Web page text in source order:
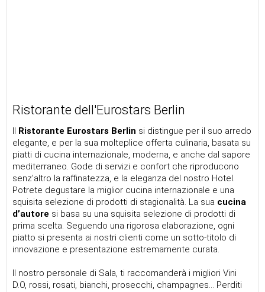
Ristorante dell'Eurostars Berlin
Il Ristorante Eurostars Berlin si distingue per il suo arredo
elegante, e per la sua molteplice offerta culinaria, basata su
piatti di cucina internazionale, moderna, e anche dal sapore
mediterraneo. Gode di servizi e confort che riproducono
senz’altro la raffinatezza, e la eleganza del nostro Hotel.
Potrete degustare la miglior cucina internazionale e una
squisita selezione di prodotti di stagionalità. La sua cucina
d’autore si basa su una squisita selezione di prodotti di
prima scelta. Seguendo una rigorosa elaborazione, ogni
piatto si presenta ai nostri clienti come un sotto-titolo di
innovazione e presentazione estremamente curata.
Il nostro personale di Sala, ti raccomanderà i migliori Vini
D.O, rossi, rosati, bianchi, prosecchi, champagnes... Perditi